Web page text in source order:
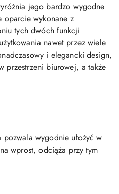
jego bardzo wygodne
oparcie wykonane z
tych dwóch funkcji
nawet przez wiele
i elegancki design,
przestrzeni biurowej, a także
pozwala wygodnie ułożyć w
wprost, odciąża przy tym